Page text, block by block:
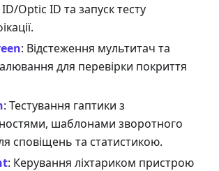
Optic ID та запуск тесту
: Відстеження мультитач та
для перевірки покриття
: Тестування гаптики з
шаблонами зворотного
сповіщень та статистикою.
: Керування ліхтариком пристрою